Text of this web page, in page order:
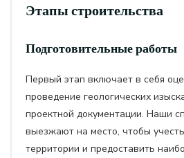
Этапы строительства
Подготовительные работы
Первый этап включает в себя
проведение геологических
проектной документации. Наши
выезжают на место, чтобы
территории и предоставить